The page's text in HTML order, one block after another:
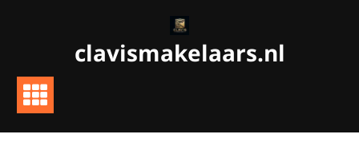
clavismakelaars.nl